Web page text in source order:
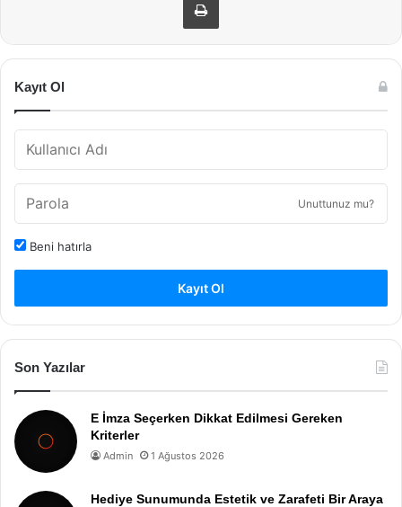
Kayıt Ol
Unuttunuz mu?
Beni hatırla
Kayıt Ol
Son Yazılar
E İmza Seçerken Dikkat Edilmesi Gereken
Kriterler
Admin 1 Ağustos 2026
Hediye Sunumunda Estetik ve Zarafeti Bir Araya